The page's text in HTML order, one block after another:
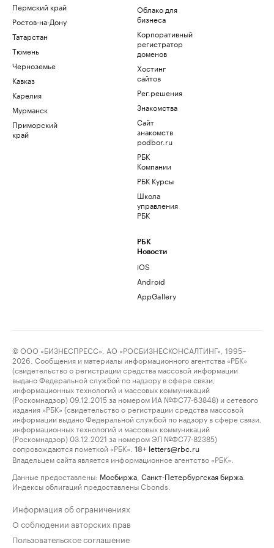
Пермский край
Ростов-на-Дону
Татарстан
Тюмень
Черноземье
Кавказ
Карелия
Мурманск
Приморский
край
Облако для
бизнеса
Корпоративный
регистратор
доменов
Хостинг
сайтов
Рег.решения
Знакомства
Сайт
знакомств
podbor.ru
РБК
Компании
РБК Курсы
Школа
управления
РБК
РБК
Новости
iOS
Android
AppGallery
© ООО «БИЗНЕСПРЕСС», АО «РОСБИЗНЕСКОНСАЛТИНГ», 1995–
2026. Сообщения и материалы информационного агентства «РБК»
(свидетельство о регистрации средства массовой информации
выдано Федеральной службой по надзору в сфере связи,
информационных технологий и массовых коммуникаций
(Роскомнадзор) 09.12.2015 за номером ИА №ФС77-63848) и сетевого
издания «РБК» (свидетельство о регистрации средства массовой
информации выдано Федеральной службой по надзору в сфере связи,
информационных технологий и массовых коммуникаций
(Роскомнадзор) 03.12.2021 за номером ЭЛ №ФС77-82385)
сопровождаются пометкой «РБК».
18+ letters@rbc.ru
Владельцем сайта является информационное агентство «РБК».
Данные предоставлены: Мосбиржа Санкт-Петербургская биржа
Индексы облигаций предоставлены Cbonds.
Информация об ограничениях
О соблюдении авторских прав
Пользовательское соглашение